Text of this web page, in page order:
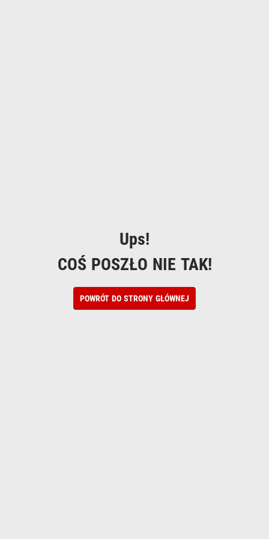
Ups!
COŚ POSZŁO NIE TAK!
POWRÓT DO STRONY GŁÓWNEJ